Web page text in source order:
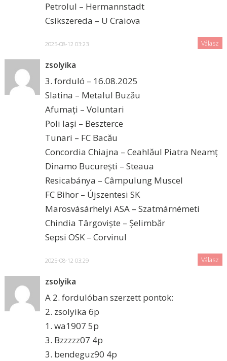
Petrolul – Hermannstadt
Csíkszereda – U Craiova
2025-08-12 03:23 Válasz
zsolyika
3. forduló – 16.08.2025
Slatina – Metalul Buzău
Afumați – Voluntari
Poli Iași – Beszterce
Tunari – FC Bacău
Concordia Chiajna – Ceahlăul Piatra Neamț
Dinamo București – Steaua
Resicabánya – Câmpulung Muscel
FC Bihor – Újszentesi SK
Marosvásárhelyi ASA – Szatmárnémeti
Chindia Târgoviște – Șelimbăr
Sepsi OSK – Corvinul
2025-08-12 03:29 Válasz
zsolyika
A 2. fordulóban szerzett pontok:
2. zsolyika 6p
1. wa1907 5p
3. Bzzzzz07 4p
3. bendeguz90 4p